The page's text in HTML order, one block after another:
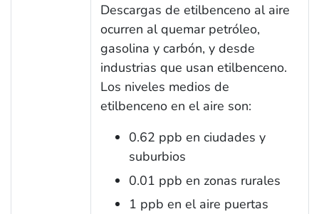
Descargas de etilbenceno al aire
ocurren al quemar petróleo,
gasolina y carbón, y desde
industrias que usan etilbenceno.
Los niveles medios de
etilbenceno en el aire son:
0.62 ppb en ciudades y
suburbios
0.01 ppb en zonas rurales
1 ppb en el aire puertas